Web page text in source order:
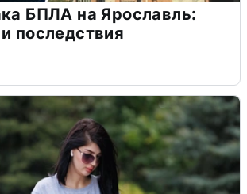
БПЛА на Ярославль:
последствия